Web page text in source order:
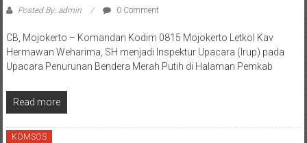
Posted By: admin 0 Comment
CB, Mojokerto – Komandan Kodim 0815 Mojokerto Letkol Kav
Hermawan Weharima, SH menjadi Inspektur Upacara (Irup) pada
Upacara Penurunan Bendera Merah Putih di Halaman Pemkab
Read more
KOMSOS